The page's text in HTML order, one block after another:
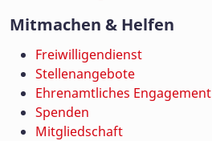
Mitmachen & Helfen
Freiwilligendienst
Stellenangebote
Ehrenamtliches Engagement
Spenden
Mitgliedschaft